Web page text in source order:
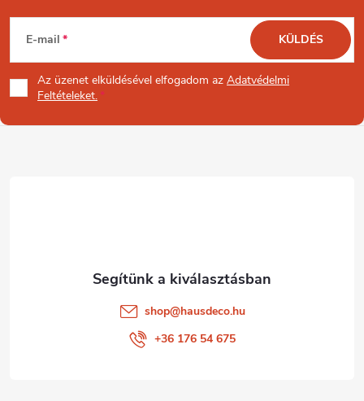
L
á
b
E-mail
Az üzenet elküldésével elfogadom az Adatvédelmi
Feltételeket.
KÜLDÉS
shop@hausdeco.hu
+36 176 54 675